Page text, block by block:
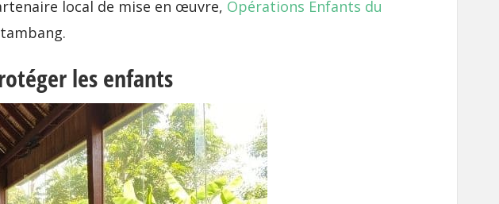
local de mise en œuvre, Opérations Enfants du
les enfants